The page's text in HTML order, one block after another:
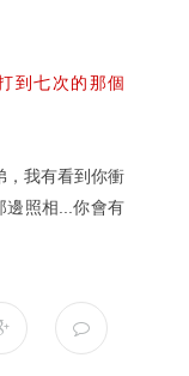
到七次的那個
，我有看到你衝
邊照相...你會有